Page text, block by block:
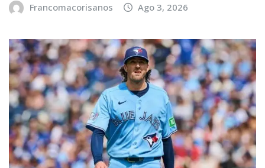
Francomacorisanos Ago 3, 2026